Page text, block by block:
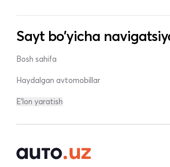
Sayt bo'yicha
Bosh sahifa
Haydalgan avtomobillar
E'lon yaratish